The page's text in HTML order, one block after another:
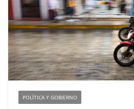
POLÍTICA Y GOBIERNO